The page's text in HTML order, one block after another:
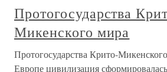
Протогосударства
Микенского мира
Протогосударства Крито-
Европе цивилизация